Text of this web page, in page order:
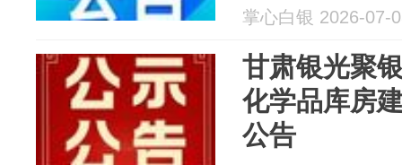
示公告
掌心白银 2026-07-
甘肃银光聚
化学品库房
公告